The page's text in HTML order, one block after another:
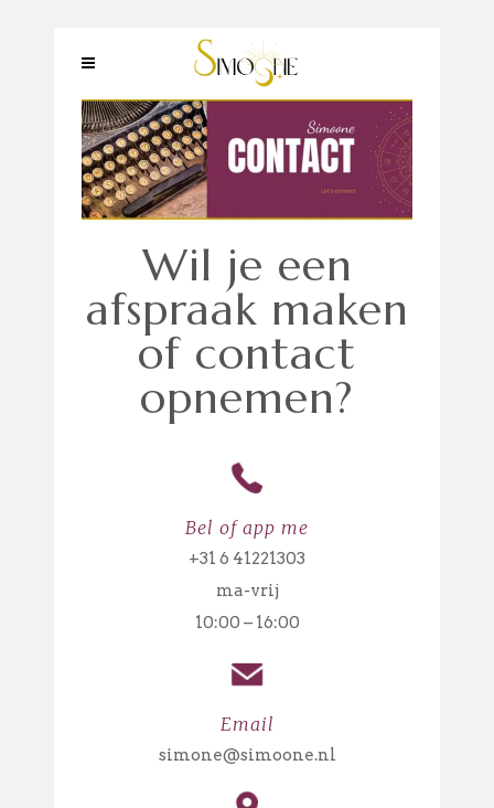
Wil je een
afspraak maken
of contact
opnemen?
Bel of app me
+31 6 41221303
ma-vrij
10:00 – 16:00
Email
simone@simoone.nl